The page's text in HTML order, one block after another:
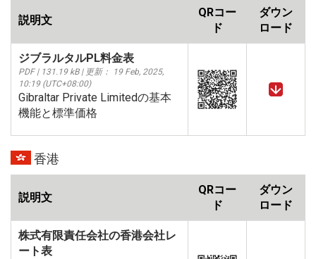
説明文
QRコー
ド
ダウン
ロード
ジブラルタルPL料金表
PDF | 131.19 kB | 更新： 19 Feb, 2025,
10:19 (UTC+08:00)
Gibraltar Private Limitedの基本
機能と標準価格
香港
説明文
QRコー
ド
ダウン
ロード
株式有限責任会社の香港会社レ
ート表